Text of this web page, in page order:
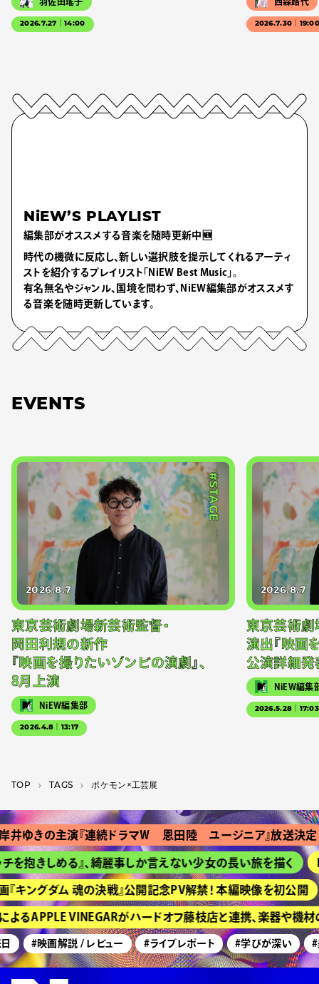
2026.7.27｜14:00 2026.7.30｜
NiEW’S PLAYLIST
編集部がオススメする音楽を随時更新中🆕
時代の機微に反応し、新しい選択肢を提示してくれるアーティ
ストを紹介するプレイリスト「NiEW Best Music」。
有名無名やジャンル、国境を問わず、NiEW編集部がオススメす
る音楽を随時更新しています。
EVENTS
#STAGE
2026.8.7
東京芸術劇場新芸術監督・
岡田利規の新作
『映画を撮りたいゾンビの演劇』、
8月上演
NiEW編集部
2026.4.8｜13:17
2026.8.7
東京芸術劇
演出『映画
公演詳細発
NiEW編集
2026.5.28｜17:03
TOP T­A­G­S ポケモン×工芸展
ゆきの主演『連続ドラマＷ 恩田陸 ユージニア』放送決定
抱きしめる』、綺麗事しか言えない少女の長い旅を描く
ングダム 魂の決戦』公開記念PV解禁！ 本編映像を初公開
るAPPLE VINEGARがハードオフ藤枝店と連携、楽器や機材
#映画解説 / レビュー #ライブレポート #学びが深い #